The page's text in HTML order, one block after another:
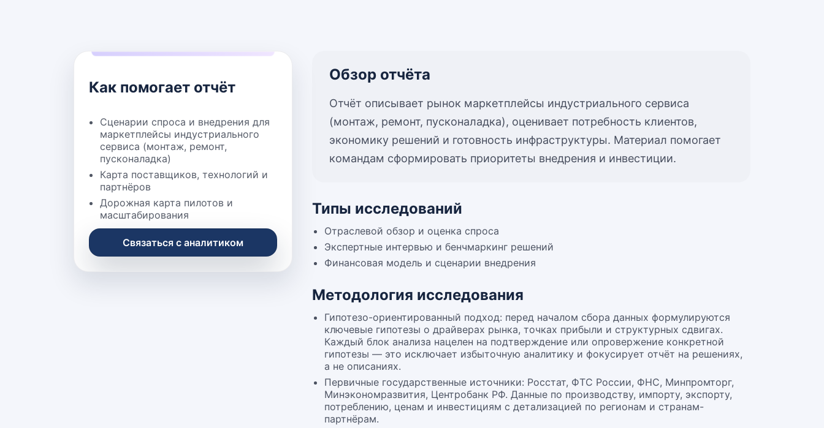
Как помогает отчёт
Сценарии спроса и внедрения для
маркетплейсы индустриального
сервиса (монтаж, ремонт,
пусконаладка)
Карта поставщиков, технологий и
партнёров
Дорожная карта пилотов и
масштабирования
Связаться с аналитиком
Обзор отчёта
Отчёт описывает рынок маркетплейсы индустриального сервиса
(монтаж, ремонт, пусконаладка), оценивает потребность клиентов,
экономику решений и готовность инфраструктуры. Материал помогает
командам сформировать приоритеты внедрения и инвестиции.
Типы исследований
Отраслевой обзор и оценка спроса
Экспертные интервью и бенчмаркинг решений
Финансовая модель и сценарии внедрения
Методология исследования
Гипотезо-ориентированный подход: перед началом сбора данных формулируются
ключевые гипотезы о драйверах рынка, точках прибыли и структурных сдвигах.
Каждый блок анализа нацелен на подтверждение или опровержение конкретной
гипотезы — это исключает избыточную аналитику и фокусирует отчёт на решениях,
а не описаниях.
Первичные государственные источники: Росстат, ФТС России, ФНС, Минпромторг,
Минэкономразвития, Центробанк РФ. Данные по производству, импорту, экспорту,
потреблению, ценам и инвестициям с детализацией по регионам и странам-
партнёрам.